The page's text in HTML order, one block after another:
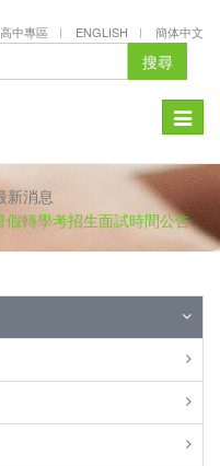
高中專區 ENGLISH 簡体中文
搜尋
Toggle
新消息
轉學考招生面試時間公告